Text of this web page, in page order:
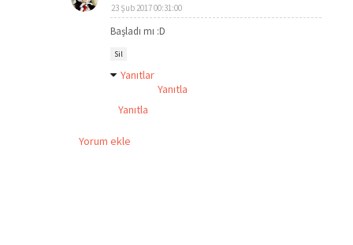
23 Şub 2017 00:31:00
Başladı mı :D
Sil
Yanıtlar
Yanıtla
Yanıtla
Yorum ekle